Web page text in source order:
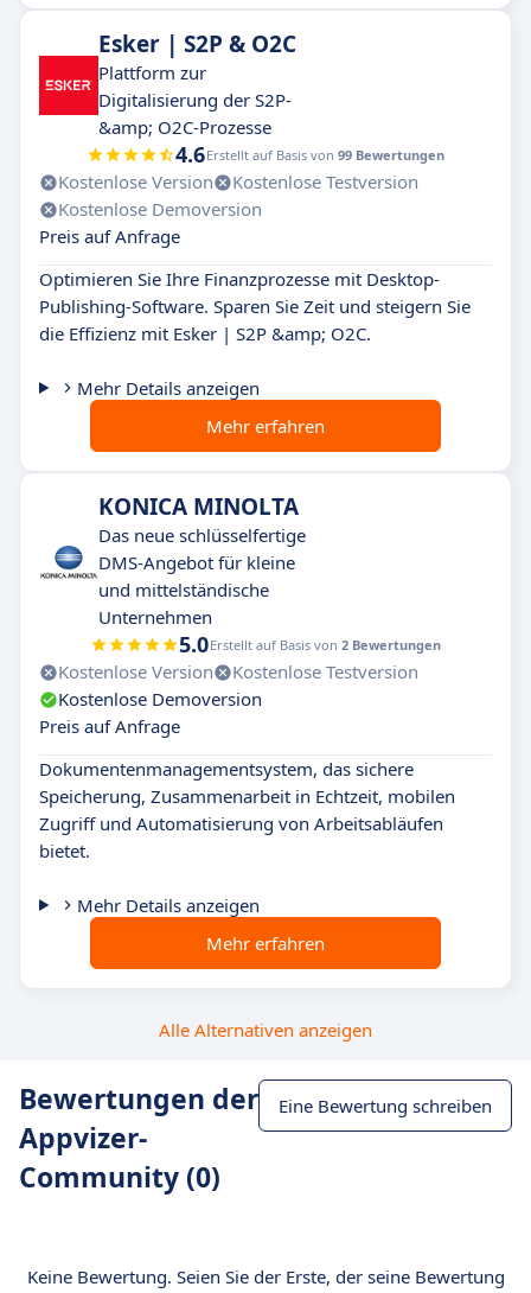
Esker | S2P & O2C
Plattform zur
Digitalisierung der S2P-
&amp; O2C-Prozesse
4.6Erstellt auf Basis von 99 Bewertungen
Kostenlose Version
Kostenlose Testversion
Kostenlose Demoversion
Preis auf Anfrage
Optimieren Sie Ihre Finanzprozesse mit Desktop-
Publishing-Software. Sparen Sie Zeit und steigern Sie
die Effizienz mit Esker | S2P &amp; O2C.
Mehr Details anzeigen
Mehr erfahren
KONICA MINOLTA
Das neue schlüsselfertige
DMS-Angebot für kleine
und mittelständische
Unternehmen
5.0Erstellt auf Basis von 2 Bewertungen
Kostenlose Version
Kostenlose Testversion
Kostenlose Demoversion
Preis auf Anfrage
Dokumentenmanagementsystem, das sichere
Speicherung, Zusammenarbeit in Echtzeit, mobilen
Zugriff und Automatisierung von Arbeitsabläufen
bietet.
Mehr Details anzeigen
Mehr erfahren
Alle Alternativen anzeigen
Bewertungen der
Appvizer-
Community (0)
Eine Bewertung schreiben
Keine Bewertung. Seien Sie der Erste, der seine Bewertung